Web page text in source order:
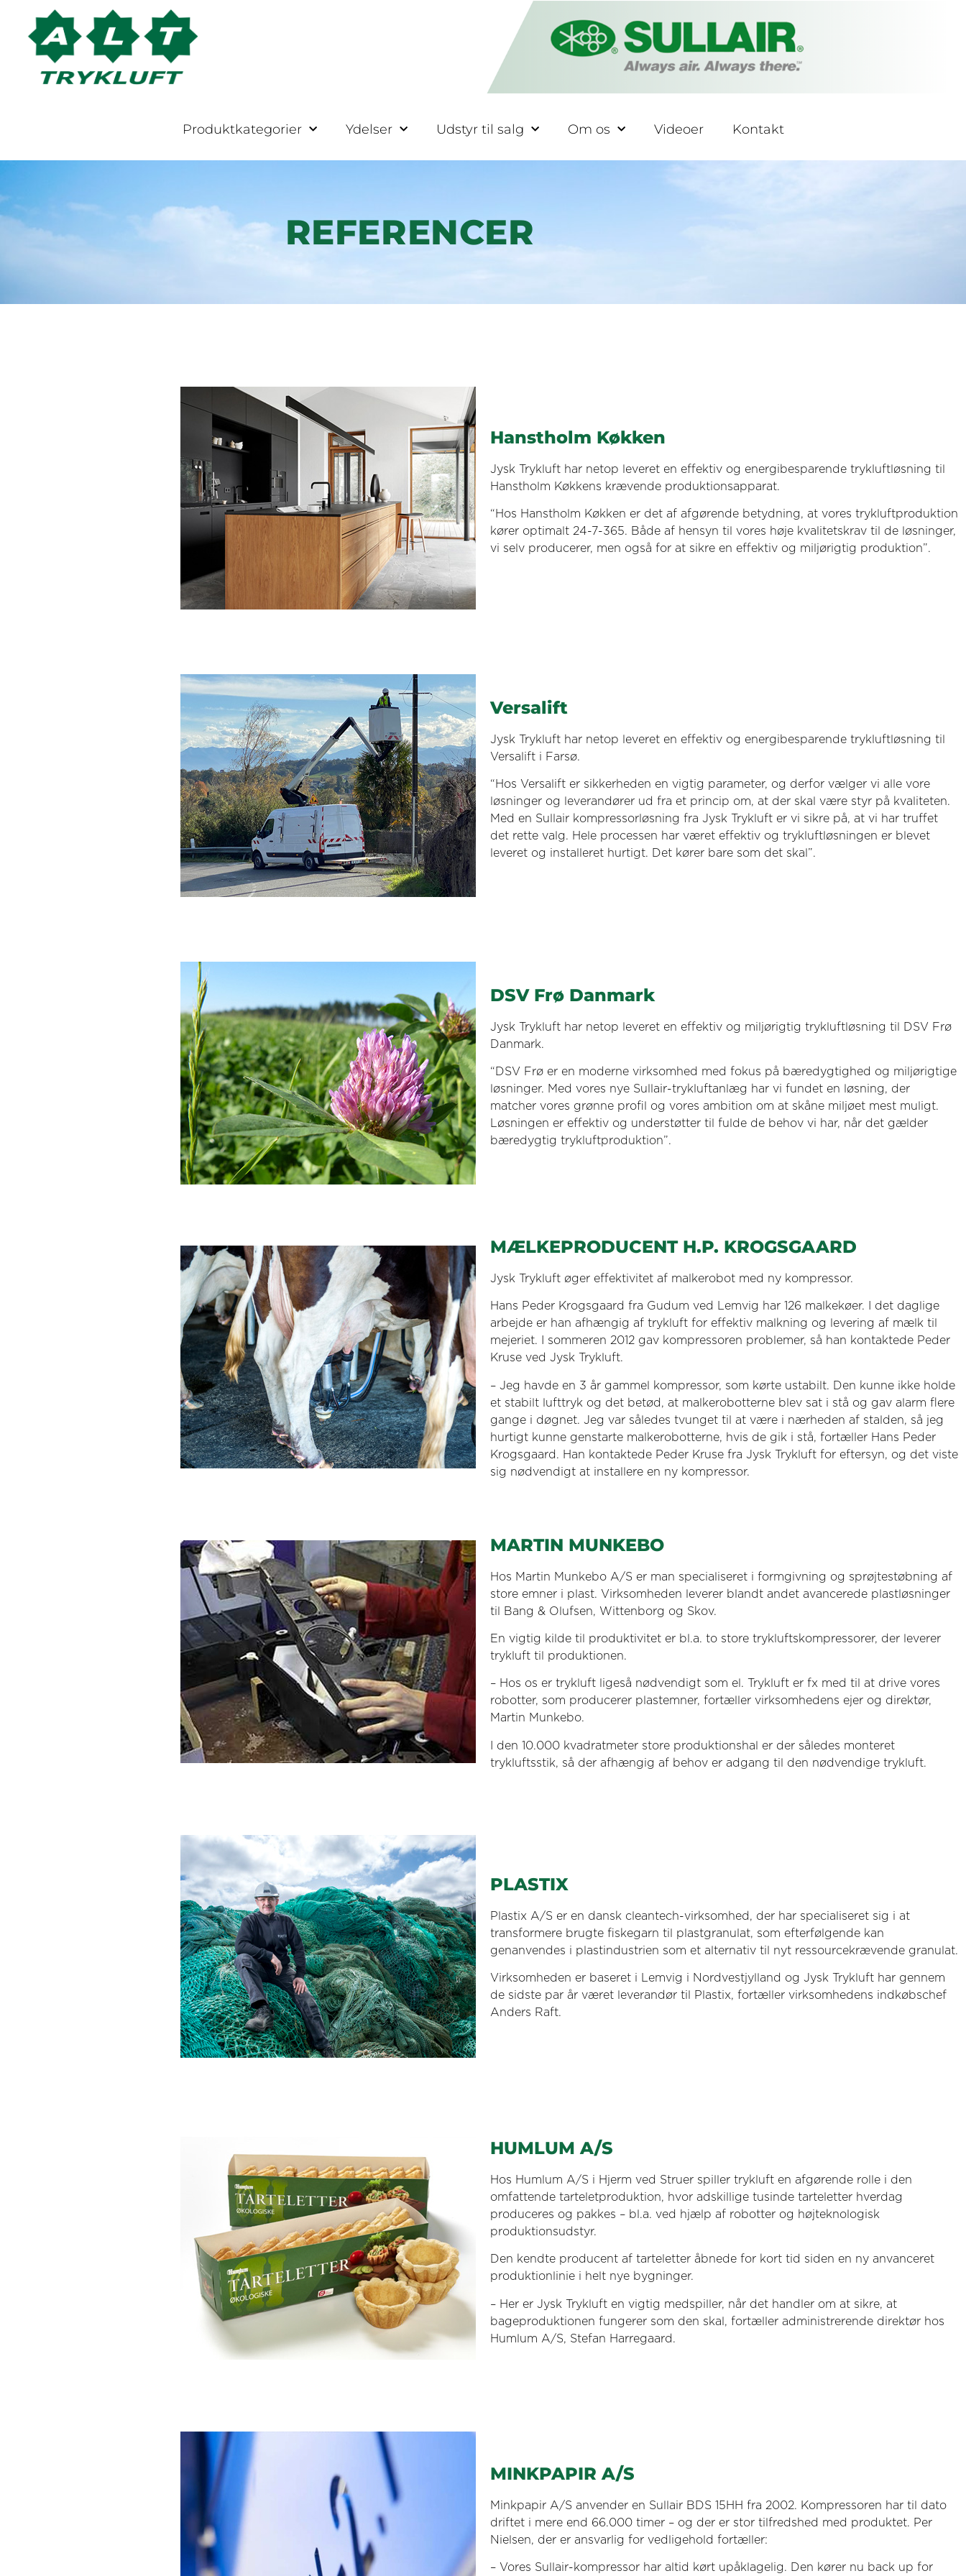
Produktkategorier Ydelser Udstyr til salg Om os Videoer Kontakt
REFERENCER
Hanstholm Køkken
Jysk Trykluft har netop leveret en effektiv og energibesparende trykluftløsning til
Hanstholm Køkkens krævende produktionsapparat.
“Hos Hanstholm Køkken er det af afgørende betydning, at vores trykluftproduktion
kører optimalt 24-7-365. Både af hensyn til vores høje kvalitetskrav til de løsninger,
vi selv producerer, men også for at sikre en effektiv og miljørigtig produktion”.
Versalift
Jysk Trykluft har netop leveret en effektiv og energibesparende trykluftløsning til
Versalift i Farsø.
“Hos Versalift er sikkerheden en vigtig parameter, og derfor vælger vi alle vore
løsninger og leverandører ud fra et princip om, at der skal være styr på kvaliteten.
Med en Sullair kompressorløsning fra Jysk Trykluft er vi sikre på, at vi har truffet
det rette valg. Hele processen har været effektiv og trykluftløsningen er blevet
leveret og installeret hurtigt. Det kører bare som det skal”.
DSV Frø Danmark
Jysk Trykluft har netop leveret en effektiv og miljørigtig trykluftløsning til DSV Frø
Danmark.
“DSV Frø er en moderne virksomhed med fokus på bæredygtighed og miljørigtige
løsninger. Med vores nye Sullair-trykluftanlæg har vi fundet en løsning, der
matcher vores grønne profil og vores ambition om at skåne miljøet mest muligt.
Løsningen er effektiv og understøtter til fulde de behov vi har, når det gælder
bæredygtig trykluftproduktion”.
MÆLKEPRODUCENT H.P. KROGSGAARD
Jysk Trykluft øger effektivitet af malkerobot med ny kompressor.
Hans Peder Krogsgaard fra Gudum ved Lemvig har 126 malkekøer. I det daglige
arbejde er han afhængig af trykluft for effektiv malkning og levering af mælk til
mejeriet. I sommeren 2012 gav kompressoren problemer, så han kontaktede Peder
Kruse ved Jysk Trykluft.
– Jeg havde en 3 år gammel kompressor, som kørte ustabilt. Den kunne ikke holde
et stabilt lufttryk og det betød, at malkerobotterne blev sat i stå og gav alarm flere
gange i døgnet. Jeg var således tvunget til at være i nærheden af stalden, så jeg
hurtigt kunne genstarte malkerobotterne, hvis de gik i stå, fortæller Hans Peder
Krogsgaard. Han kontaktede Peder Kruse fra Jysk Trykluft for eftersyn, og det viste
sig nødvendigt at installere en ny kompressor.
MARTIN MUNKEBO
Hos Martin Munkebo A/S er man specialiseret i formgivning og sprøjtestøbning af
store emner i plast. Virksomheden leverer blandt andet avancerede plastløsninger
til Bang & Olufsen, Wittenborg og Skov.
En vigtig kilde til produktivitet er bl.a. to store trykluftskompressorer, der leverer
trykluft til produktionen.
– Hos os er trykluft ligeså nødvendigt som el. Trykluft er fx med til at drive vores
robotter, som producerer plastemner, fortæller virksomhedens ejer og direktør,
Martin Munkebo.
I den 10.000 kvadratmeter store produktionshal er der således monteret
trykluftsstik, så der afhængig af behov er adgang til den nødvendige trykluft.
PLASTIX
Plastix A/S er en dansk cleantech-virksomhed, der har specialiseret sig i at
transformere brugte fiskegarn til plastgranulat, som efterfølgende kan
genanvendes i plastindustrien som et alternativ til nyt ressourcekrævende granulat.
Virksomheden er baseret i Lemvig i Nordvestjylland og Jysk Trykluft har gennem
de sidste par år været leverandør til Plastix, fortæller virksomhedens indkøbschef
Anders Raft.
HUMLUM A/S
Hos Humlum A/S i Hjerm ved Struer spiller trykluft en afgørende rolle i den
omfattende tarteletproduktion, hvor adskillige tusinde tarteletter hverdag
produceres og pakkes – bl.a. ved hjælp af robotter og højteknologisk
produktionsudstyr.
Den kendte producent af tarteletter åbnede for kort tid siden en ny anvanceret
produktionlinie i helt nye bygninger.
– Her er Jysk Trykluft en vigtig medspiller, når det handler om at sikre, at
bageproduktionen fungerer som den skal, fortæller administrerende direktør hos
Humlum A/S, Stefan Harregaard.
MINKPAPIR A/S
Minkpapir A/S anvender en Sullair BDS 15HH fra 2002. Kompressoren har til dato
driftet i mere end 66.000 timer – og der er stor tilfredshed med produktet. Per
Nielsen, der er ansvarlig for vedligehold fortæller:
– Vores Sullair-kompressor har altid kørt upåklagelig. Den kører nu back up for